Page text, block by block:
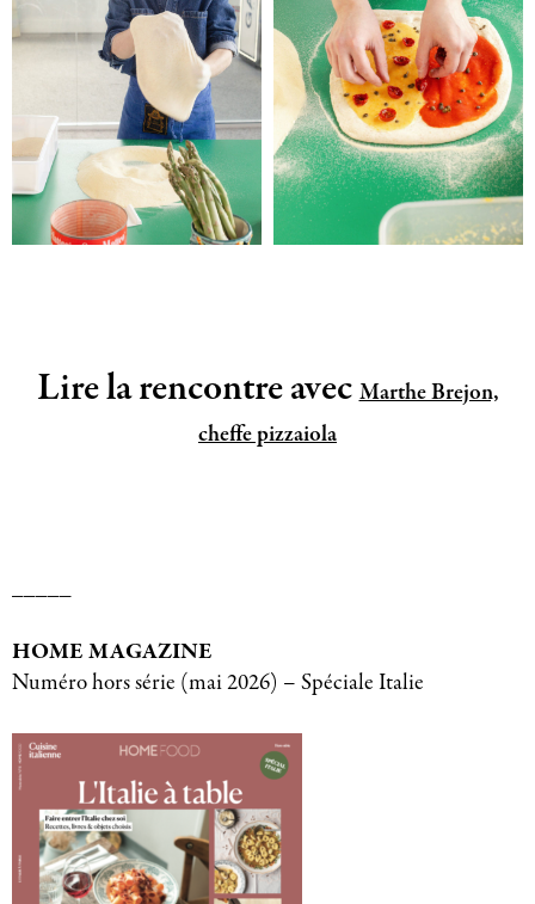
Lire la rencontre avecMarthe Brejon,
cheffe pizzaiola
HOME MAGAZINE
Numéro hors série (mai 2026) – Spéciale Italie